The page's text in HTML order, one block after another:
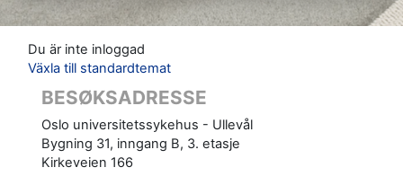
Du är inte inloggad
Växla till standardtemat
BESØKSADRESSE
Oslo universitetssykehus - Ullevål
Bygning 31, inngang B, 3. etasje
Kirkeveien 166